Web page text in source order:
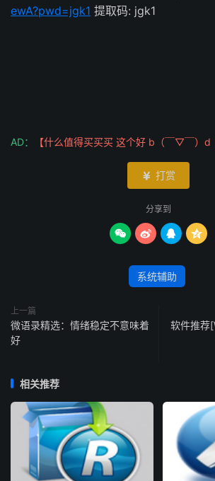
ewA?pwd=jgk1 提取码: jgk1
AD： 【什么值得买买买 这个好 b（￣▽￣）d
 打赏
分享到
   
系统辅助
上一篇
微语录精选：情绪稳定不意味着
好
软件推荐
相关推荐